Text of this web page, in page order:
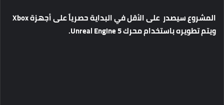
المشروعسيصدر علىالأقلفيالبدايةحصرياًعلىأجهزة
ويتمتطويرهباستخداممحرك